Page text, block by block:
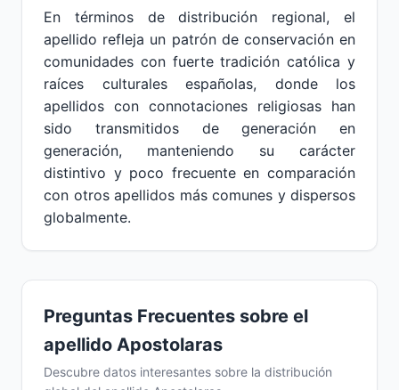
En términos de distribución regional, el
apellido refleja un patrón de conservación en
comunidades con fuerte tradición católica y
raíces culturales españolas, donde los
apellidos con connotaciones religiosas han
sido transmitidos de generación en
generación, manteniendo su carácter
distintivo y poco frecuente en comparación
con otros apellidos más comunes y dispersos
globalmente.
Preguntas Frecuentes sobre el
apellido Apostolaras
Descubre datos interesantes sobre la distribución